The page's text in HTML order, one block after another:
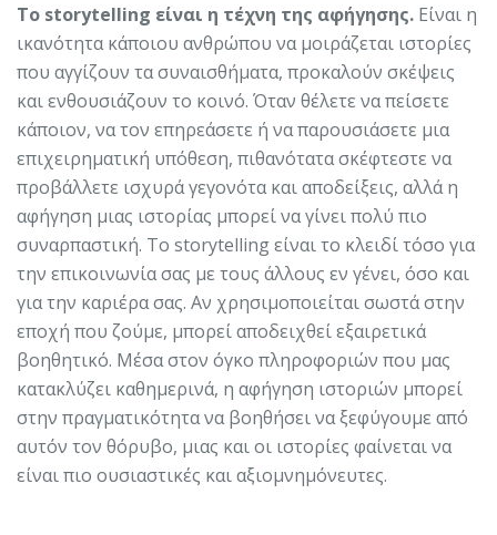
Το storytelling είναι η τέχνη της αφήγησης. Είναι η
ικανότητα κάποιου ανθρώπου να μοιράζεται ιστορίες
που αγγίζουν τα συναισθήματα, προκαλούν σκέψεις
και ενθουσιάζουν το κοινό. Όταν θέλετε να πείσετε
κάποιον, να τον επηρεάσετε ή να παρουσιάσετε μια
επιχειρηματική υπόθεση, πιθανότατα σκέφτεστε να
προβάλλετε ισχυρά γεγονότα και αποδείξεις, αλλά η
αφήγηση μιας ιστορίας μπορεί να γίνει πολύ πιο
συναρπαστική. Το storytelling είναι το κλειδί τόσο για
την επικοινωνία σας με τους άλλους εν γένει, όσο και
για την καριέρα σας. Αν χρησιμοποιείται σωστά στην
εποχή που ζούμε, μπορεί αποδειχθεί εξαιρετικά
βοηθητικό. Μέσα στον όγκο πληροφοριών που μας
κατακλύζει καθημερινά, η αφήγηση ιστοριών μπορεί
στην πραγματικότητα να βοηθήσει να ξεφύγουμε από
αυτόν τον θόρυβο, μιας και οι ιστορίες φαίνεται να
είναι πιο ουσιαστικές και αξιομνημόνευτες.